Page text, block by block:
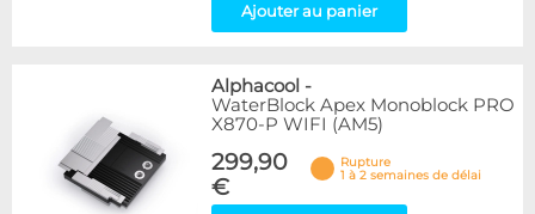
Ajouter au panier
Alphacool -
WaterBlock Apex Monoblock PRO
X870-P WIFI (AM5)
299,90
€
Rupture
1 à 2 semaines de délai